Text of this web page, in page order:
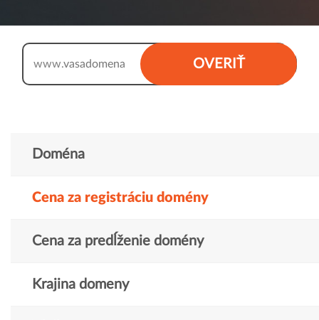
OVERIŤ
www.
Doména
Cena za registráciu domény
Cena za predĺženie domény
Krajina domeny